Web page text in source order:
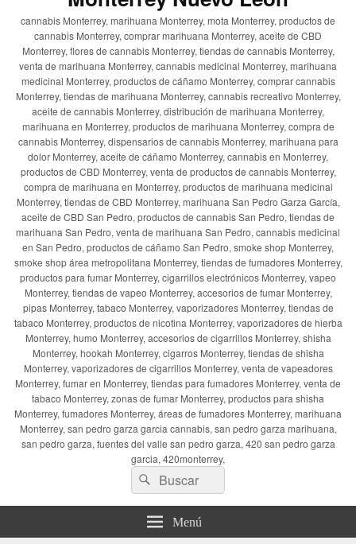
cannabis Monterrey, marihuana Monterrey, mota Monterrey, productos de
cannabis Monterrey, comprar marihuana Monterrey, aceite de CBD
Monterrey, flores de cannabis Monterrey, tiendas de cannabis Monterrey,
venta de marihuana Monterrey, cannabis medicinal Monterrey, marihuana
medicinal Monterrey, productos de cáñamo Monterrey, comprar cannabis
Monterrey, tiendas de marihuana Monterrey, cannabis recreativo Monterrey,
aceite de cannabis Monterrey, distribución de marihuana Monterrey,
marihuana en Monterrey, productos de marihuana Monterrey, compra de
cannabis Monterrey, dispensarios de cannabis Monterrey, marihuana para
dolor Monterrey, aceite de cáñamo Monterrey, cannabis en Monterrey,
productos de CBD Monterrey, venta de productos de cannabis Monterrey,
compra de marihuana en Monterrey, productos de marihuana medicinal
Monterrey, tiendas de CBD Monterrey, marihuana San Pedro Garza García,
aceite de CBD San Pedro, productos de cannabis San Pedro, tiendas de
marihuana San Pedro, venta de marihuana San Pedro, cannabis medicinal
en San Pedro, productos de cáñamo San Pedro, smoke shop Monterrey,
smoke shop área metropolitana Monterrey, tiendas de fumadores Monterrey,
productos para fumar Monterrey, cigarrillos electrónicos Monterrey, vapeo
Monterrey, tiendas de vapeo Monterrey, accesorios de fumar Monterrey,
pipas Monterrey, tabaco Monterrey, vaporizadores Monterrey, tiendas de
tabaco Monterrey, productos de nicotina Monterrey, vaporizadores de hierba
Monterrey, humo Monterrey, accesorios de cigarrillos Monterrey, shisha
Monterrey, hookah Monterrey, cigarros Monterrey, tiendas de shisha
Monterrey, vaporizadores de cigarrillos Monterrey, venta de vapeadores
Monterrey, fumar en Monterrey, tiendas para fumadores Monterrey, venta de
tabaco Monterrey, zonas de fumar Monterrey, productos para shisha
Monterrey, fumadores Monterrey, áreas de fumadores Monterrey, marihuana
Monterrey, san pedro garza garcia cannabis, san pedro garza marihuana,
san pedro garza, fuentes del valle san pedro garza, 420 san pedro garza
garcia, 420monterrey,
Buscar
por:
Buscar
Menú